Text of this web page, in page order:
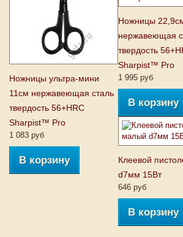
Ножницы ультра-мини
11см нержавеющая сталь
твердость 56+HRC
Sharpist™ Pro
1 083 руб
В корзину
Ножницы
нержавеющая
твердость
Sharpist™ Pro
1 995 руб
В корзину
Клеевой
d7мм 15Вт
646 руб
В корзину